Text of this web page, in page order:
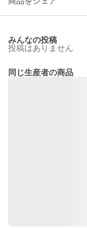
みんなの投稿
投稿はありません
同じ生産者の商品